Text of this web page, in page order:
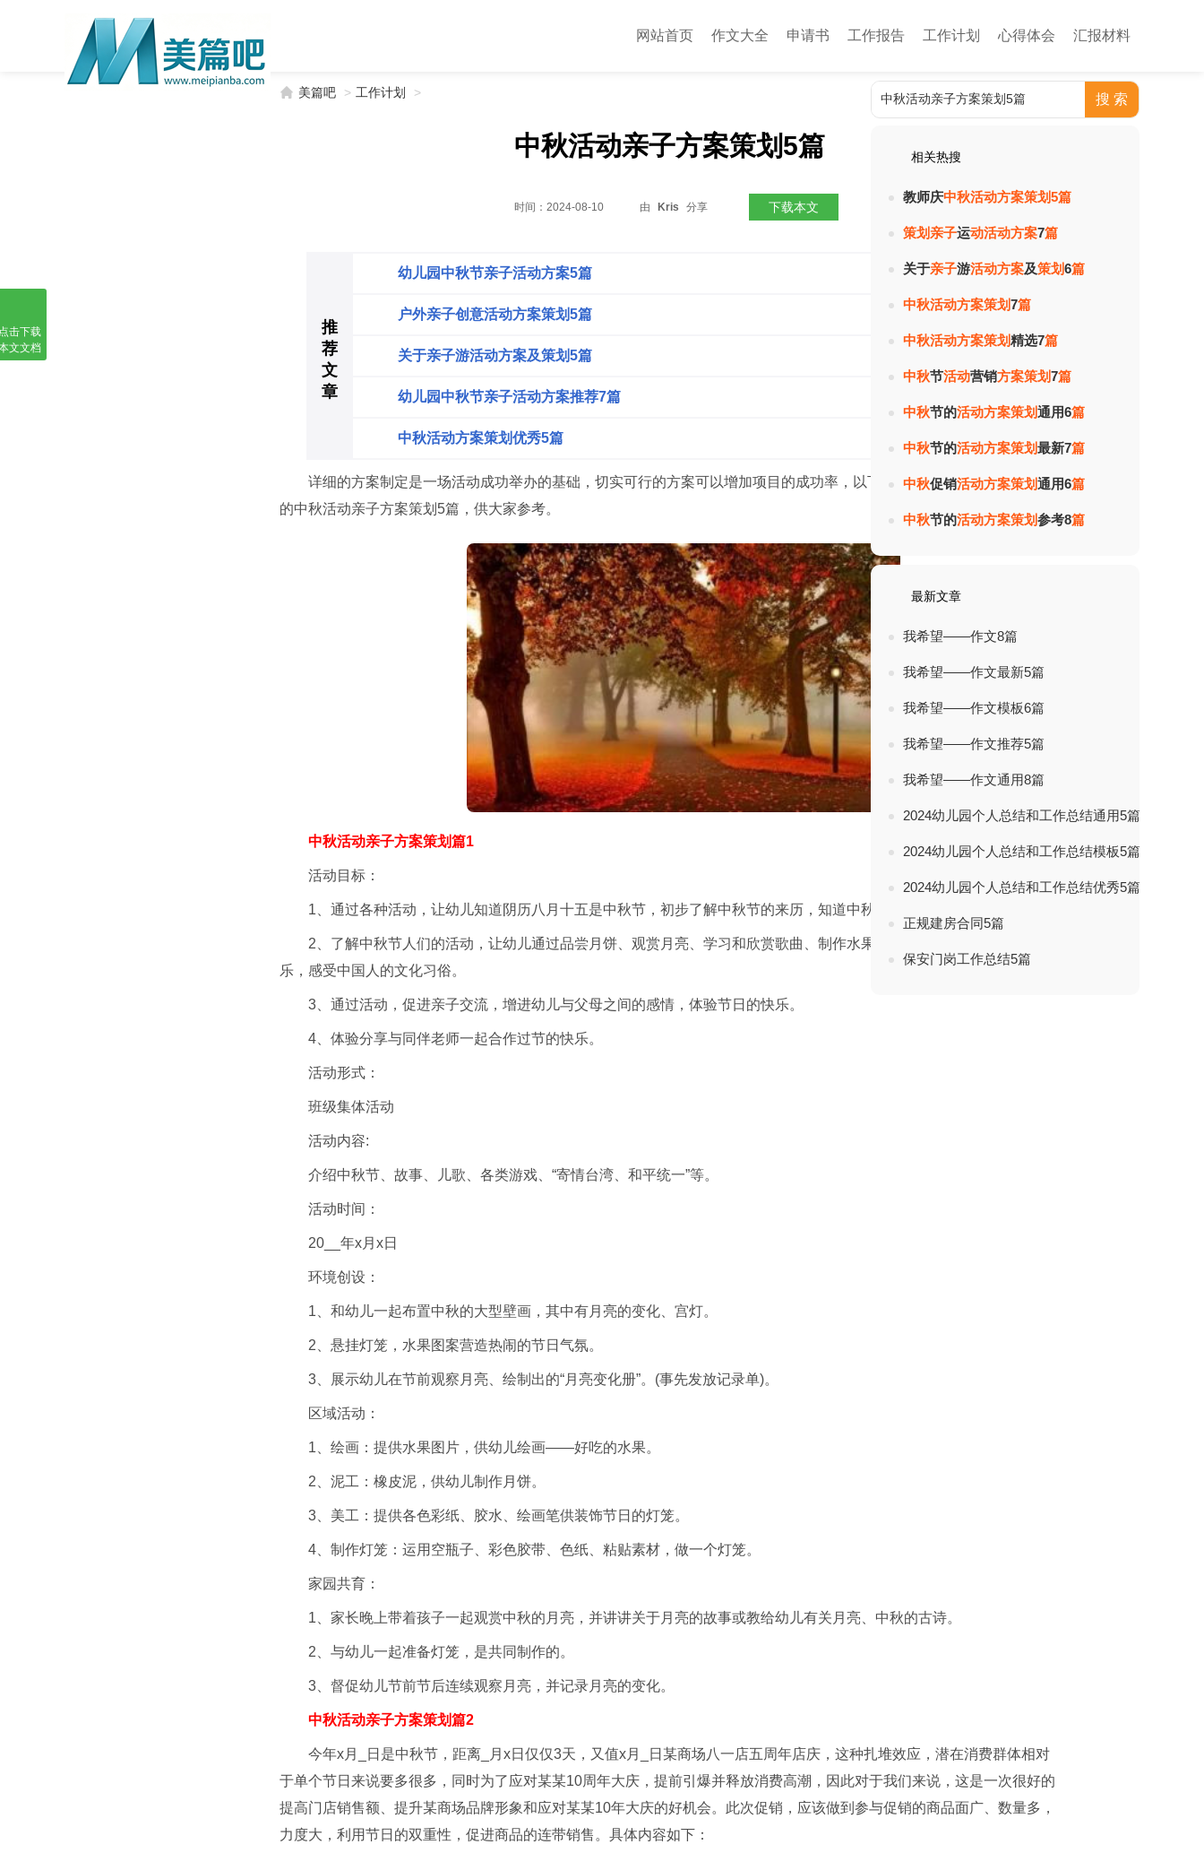
网站首页 作文大全 申请书 工作报告 工作计划 心得体会 汇报材料
美篇吧 > 工作计划 >
中秋活动亲子方案策划5篇
时间： 2024-08-10 由 Kris 分享 下载本文
推
荐
文
章
幼儿园中秋节亲子活动方案5篇 热度：
户外亲子创意活动方案策划5篇 热度：
关于亲子游活动方案及策划5篇
幼儿园中秋节亲子活动方案推荐7篇
中秋活动方案策划优秀5篇 热度：
详细的方案制定是一场活动成功举办的基础，切实可行的方案可以增加项目的成功率，以下是美篇吧小编精心为您推荐
的中秋活动亲子方案策划5篇，供大家参考。
中秋活动亲子方案策划篇1
活动目标：
1、通过各种活动，让幼儿知道阴历八月十五是中秋节，初步了解中秋节的来历，知道中秋节是我国传统的团圆节。
2、了解中秋节人们的活动，让幼儿通过品尝月饼、观赏月亮、学习和欣赏歌曲、制作水果拼盘等活动来体验节日的快
乐，感受中国人的文化习俗。
3、通过活动，促进亲子交流，增进幼儿与父母之间的感情，体验节日的快乐。
4、体验分享与同伴老师一起合作过节的快乐。
活动形式：
班级集体活动
活动内容:
介绍中秋节、故事、儿歌、各类游戏、“寄情台湾、和平统一”等。
活动时间：
20__年x月x日
环境创设：
1、和幼儿一起布置中秋的大型壁画，其中有月亮的变化、宫灯。
2、悬挂灯笼，水果图案营造热闹的节日气氛。
3、展示幼儿在节前观察月亮、绘制出的“月亮变化册”。(事先发放记录单)。
区域活动：
1、绘画：提供水果图片，供幼儿绘画——好吃的水果。
2、泥工：橡皮泥，供幼儿制作月饼。
3、美工：提供各色彩纸、胶水、绘画笔供装饰节日的灯笼。
4、制作灯笼：运用空瓶子、彩色胶带、色纸、粘贴素材，做一个灯笼。
家园共育：
1、家长晚上带着孩子一起观赏中秋的月亮，并讲讲关于月亮的故事或教给幼儿有关月亮、中秋的古诗。
2、与幼儿一起准备灯笼，是共同制作的。
3、督促幼儿节前节后连续观察月亮，并记录月亮的变化。
中秋活动亲子方案策划篇2
今年x月_日是中秋节，距离_月x日仅仅3天，又值x月_日某商场八一店五周年店庆，这种扎堆效应，潜在消费群体相对
于单个节日来说要多很多，同时为了应对某某10周年大庆，提前引爆并释放消费高潮，因此对于我们来说，这是一次很好的
提高门店销售额、提升某商场品牌形象和应对某某10年大庆的好机会。此次促销，应该做到参与促销的商品面广、数量多，
力度大，利用节日的双重性，促进商品的连带销售。具体内容如下：
相关热搜
教师庆中秋活动方案策划5篇
策划亲子运动活动方案7篇
关于亲子游活动方案及策划6篇
中秋活动方案策划7篇
中秋活动方案策划精选7篇
中秋节活动营销方案策划7篇
中秋节的活动方案策划通用6篇
中秋节的活动方案策划最新7篇
中秋促销活动方案策划通用6篇
中秋节的活动方案策划参考8篇
最新文章
我希望——作文8篇
我希望——作文最新5篇
我希望——作文模板6篇
我希望——作文推荐5篇
我希望——作文通用8篇
2024幼儿园个人总结和工作总结通用5篇
2024幼儿园个人总结和工作总结模板5篇
2024幼儿园个人总结和工作总结优秀5篇
正规建房合同5篇
保安门岗工作总结5篇
击下载
文文档